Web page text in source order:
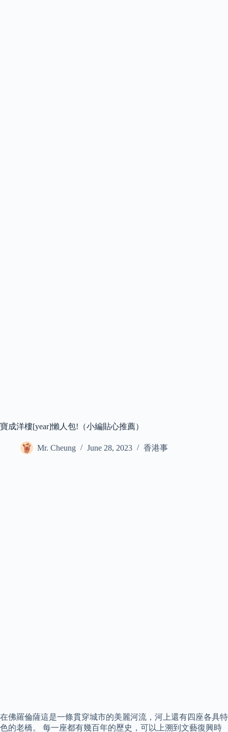
寶成洋樓[year]懶人包!（小編貼心推薦）
Mr. Cheung June 28, 2023 香港事
在佛羅倫薩這是一條貫穿城市的美麗河流，河上還有四座各具特
色的老橋。 每一座都有幾百年的歷史，可以上溯到文藝復興時